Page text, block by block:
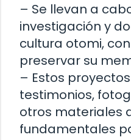
– Se llevan a
investigación y
cultura otomi,
preservar su
– Estos
testimonios,
otros materiales
fundamentales